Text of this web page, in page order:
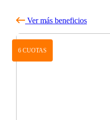
Ver más beneficios
6 CUOTAS